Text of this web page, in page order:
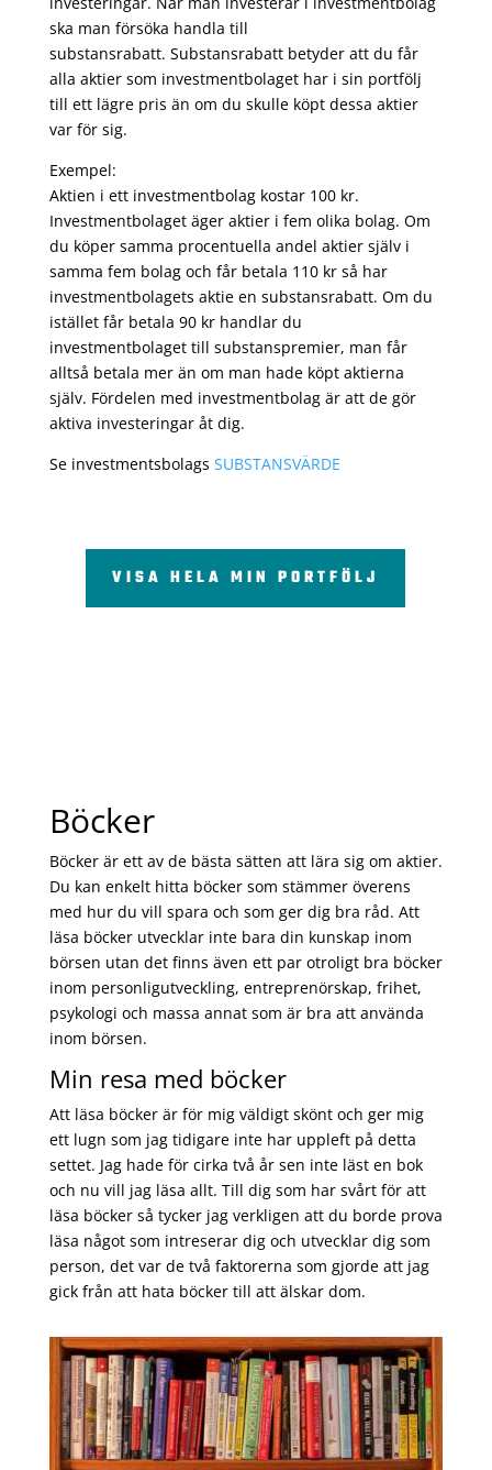
ska man försöka handla till
substansrabatt. Substansrabatt betyder att du får
alla aktier som investmentbolaget har i sin portfölj
till ett lägre pris än om du skulle köpt dessa aktier
var för sig.
Exempel:
Aktien i ett investmentbolag kostar 100 kr.
Investmentbolaget äger aktier i fem olika bolag. Om
du köper samma procentuella andel aktier själv i
samma fem bolag och får betala 110 kr så har
investmentbolagets aktie en substansrabatt. Om du
istället får betala 90 kr handlar du
investmentbolaget till substanspremier, man får
alltså betala mer än om man hade köpt aktierna
själv. Fördelen med investmentbolag är att de gör
aktiva investeringar åt dig.
Se investmentsbolags SUBSTANSVÄRDE
VISA HELA MIN PORTFÖLJ
Böcker
Böcker är ett av de bästa sätten att lära sig om aktier.
Du kan enkelt hitta böcker som stämmer överens
med hur du vill spara och som ger dig bra råd. Att
läsa böcker utvecklar inte bara din kunskap inom
börsen utan det finns även ett par otroligt bra böcker
inom personligutveckling, entreprenörskap, frihet,
psykologi och massa annat som är bra att använda
inom börsen.
Min resa med böcker
Att läsa böcker är för mig väldigt skönt och ger mig
ett lugn som jag tidigare inte har uppleft på detta
settet. Jag hade för cirka två år sen inte läst en bok
och nu vill jag läsa allt. Till dig som har svårt för att
läsa böcker så tycker jag verkligen att du borde prova
läsa något som intreserar dig och utvecklar dig som
person, det var de två faktorerna som gjorde att jag
gick från att hata böcker till att älskar dom.